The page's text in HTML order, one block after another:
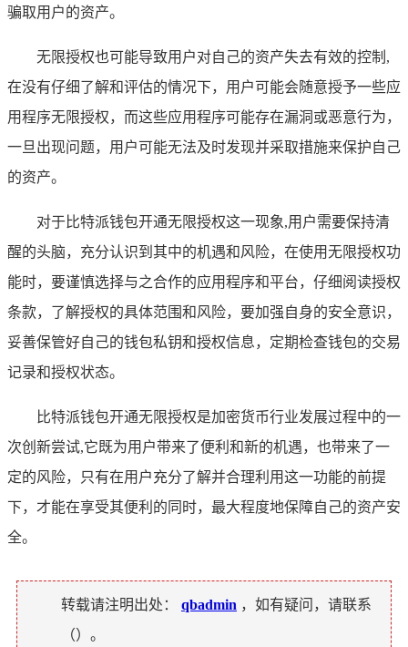
骗取用户的资产。
无限授权也可能导致用户对自己的资产失去有效的控制,
在没有仔细了解和评估的情况下，用户可能会随意授予一些应
用程序无限授权，而这些应用程序可能存在漏洞或恶意行为，
一旦出现问题，用户可能无法及时发现并采取措施来保护自己
的资产。
对于比特派钱包开通无限授权这一现象,用户需要保持清
醒的头脑，充分认识到其中的机遇和风险，在使用无限授权功
能时，要谨慎选择与之合作的应用程序和平台，仔细阅读授权
条款，了解授权的具体范围和风险，要加强自身的安全意识，
妥善保管好自己的钱包私钥和授权信息，定期检查钱包的交易
记录和授权状态。
比特派钱包开通无限授权是加密货币行业发展过程中的一
次创新尝试,它既为用户带来了便利和新的机遇，也带来了一
定的风险，只有在用户充分了解并合理利用这一功能的前提
下，才能在享受其便利的同时，最大程度地保障自己的资产安
全。
转载请注明出处： qbadmin ，如有疑问，请联系
（）。